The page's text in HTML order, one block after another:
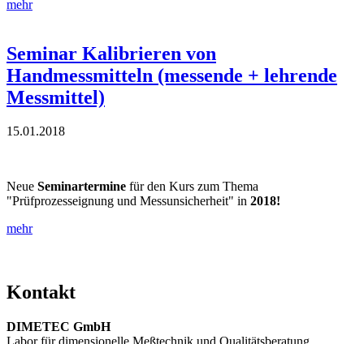
mehr
Seminar Kalibrieren von
Handmessmitteln (messende + lehrende
Messmittel)
15.01.2018
Neue Seminartermine für den Kurs zum Thema
"Prüfprozesseignung und Messunsicherheit" in 2018!
mehr
Kontakt
DIMETEC GmbH